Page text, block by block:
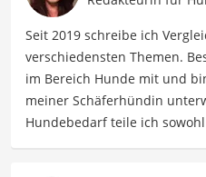
Seit 2019 schreibe ich
verschiedensten Themen.
im Bereich Hunde mit und
meiner Schäferhündin
Hundebedarf teile ich